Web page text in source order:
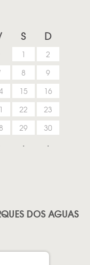
S D
1
2
8 9
15
16
22
23
29
30
DOS AGUAS